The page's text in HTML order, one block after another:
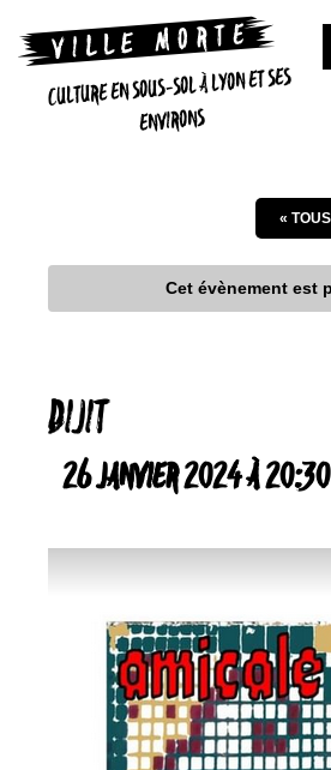
CULTURE EN SOUS-SOL À LYON ET SES
ENVIRONS
«
Cet évènement est
DIJIT
26 JANVIER 2024 À 20:30